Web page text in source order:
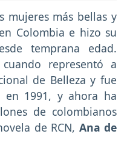
mujeres más bellas y
Colombia e hizo su
temprana edad.
representó a
de Belleza y fue
en 1991, y ahora ha
de colombianos
de RCN, Ana de